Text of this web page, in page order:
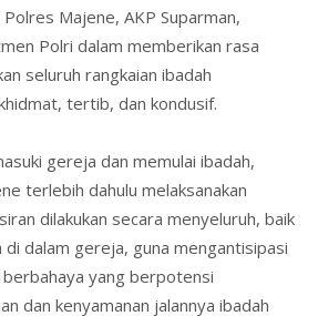
Majene, AKP Suparman,
Polri dalam memberikan rasa
seluruh rangkaian ibadah
tertib, dan kondusif.
gereja dan memulai ibadah,
terlebih dahulu melaksanakan
dilakukan secara menyeluruh, baik
di dalam gereja, guna mengantisipasi
yang berpotensi
dan kenyamanan jalannya ibadah